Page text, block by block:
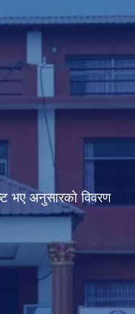
भए अनुसारको विवरण